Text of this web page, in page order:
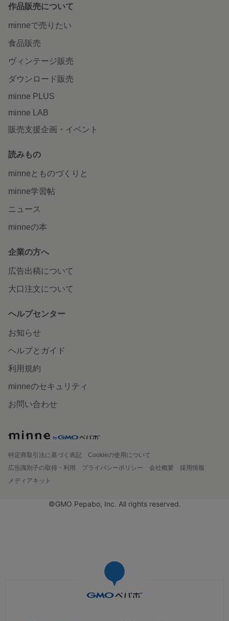
作品販売について
minneで売りたい
食品販売
ヴィンテージ販売
ダウンロード販売
minne PLUS
minne LAB
販売支援企画・イベント
読みもの
minneとものづくりと
minne学習帖
ニュース
minneの本
企業の方へ
広告出稿について
大口注文について
ヘルプセンター
お知らせ
ヘルプとガイド
利用規約
minneのセキュリティ
お問い合わせ
特定商取引法に基づく表記
Cookieの使用について
広告識別子の取得・利用
プライバシーポリシー 会社概要
採用情報
メディアキット
©GMO Pepabo, Inc. All rights reserved.